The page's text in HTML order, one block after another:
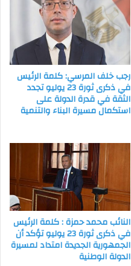
رجب خلف المرسي: كلمة الرئيس
في ذكرى ثورة 23 يوليو تجدد
الثقة في قدرة الدولة على
استكمال مسيرة البناء والتنمية
النائب محمد حمزة : كلمة الرئيس
في ذكرى ثورة 23 يوليو تؤكد أن
الجمهورية الجديدة امتداد لمسيرة
الدولة الوطنية